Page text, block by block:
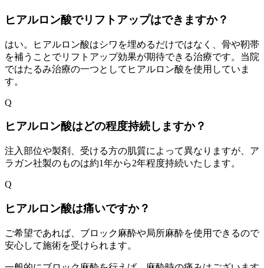
ヒアルロン酸でリフトアップはできますか？
はい。ヒアルロン酸はシワを埋めるだけではなく、骨や靭帯
を補うことでリフトアップ効果が期待できる治療です。当院
ではたるみ治療の一つとしてヒアルロン酸を使用していま
す。
Q
ヒアルロン酸はどの程度持続しますか？
注入部位や製剤、受ける方の肌質によって異なりますが、ア
ラガン社製のものは約1年から2年程度持続いたします。
Q
ヒアルロン酸は痛いですか？
ご希望であれば、ブロック麻酔や局所麻酔を使用できるので
安心して施術を受けられます。